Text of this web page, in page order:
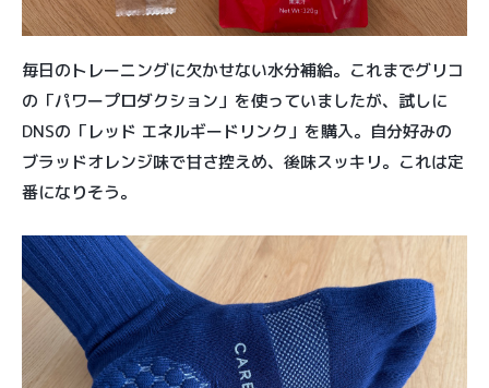
毎日のトレーニングに欠かせない水分補給。これまでグリコ
の「パワープロダクション」を使っていましたが、試しに
DNSの「レッド エネルギードリンク」を購入。自分好みの
ブラッドオレンジ味で甘さ控えめ、後味スッキリ。これは定
番になりそう。